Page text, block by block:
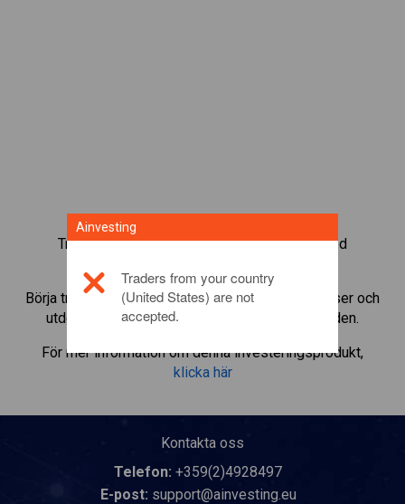
Trada mer än 1 000 internationella fonder med
Börja trada CFD:er iAbbott Laboratories
. Få kurser och
utdelningar i realtid som om du själv ägde fonden.
För mer information om denna investeringsprodukt,
klicka här
Kontakta oss
Telefon: +359(2)4928497
E-post: support@ainvesting.eu
Ainvesting
Traders from your country
(United States) are not
accepted.